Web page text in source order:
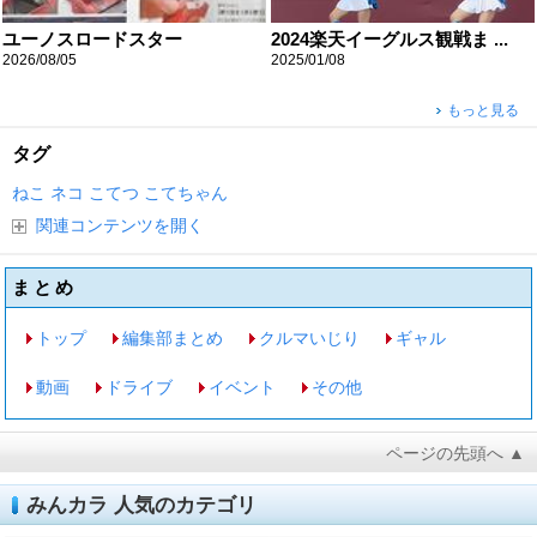
ユーノスロードスター
2026/08/05
2024楽天イーグルス観戦ま ...
2025/01/08
もっと見る
タグ
ねこ ネコ こてつ こてちゃん
関連コンテンツを開く
まとめ
トップ 編集部まとめ クルマいじり ギャル
動画 ドライブ イベント その他
ページの先頭へ ▲
みんカラ 人気のカテゴリ